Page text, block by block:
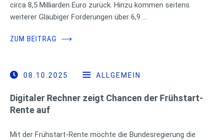
circa 8,5 Milliarden Euro zurück. Hinzu kommen seitens
weiterer Gläubiger Forderungen über 6,9 …
ZUM BEITRAG ⟶
08.10.2025 ALLGEMEIN
Digitaler Rechner zeigt Chancen der Frühstart-
Rente auf
Mit der Frühstart-Rente möchte die Bundesregierung die